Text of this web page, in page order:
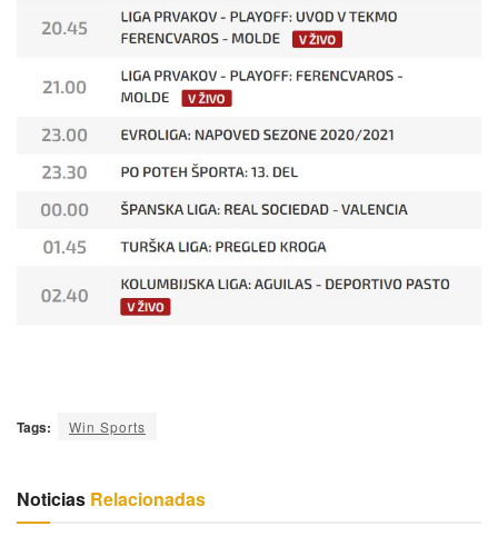
Tags: Win Sports
Noticias Relacionadas